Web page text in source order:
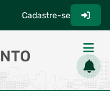
Cadastre-se